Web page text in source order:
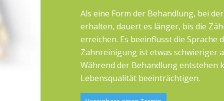
Als eine Form der Behandlung, bei
erhalten, dauert es länger, bis die
erreichen. Es beeinflusst die Sprache
Zahnreinigung ist etwas schwieriger
Während der Behandlung entstehen
Lebensqualität beeinträchtigen.